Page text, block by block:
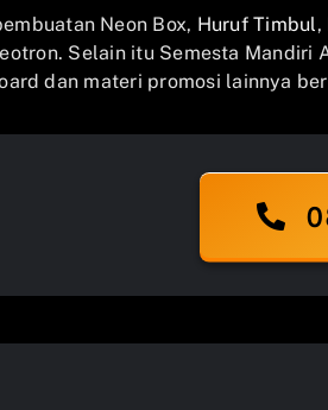
Neon Box, Huruf Timbul,
Selain itu Semesta Mandiri
dan materi promosi lainnya